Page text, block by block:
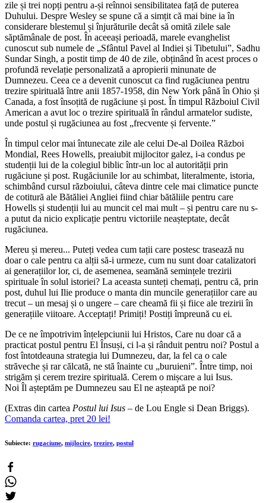
zile și trei nopți pentru a-și reînnoi sensibilitatea față de puterea
Duhului. Despre Wesley se spune că a simțit că mai bine ia în
considerare blestemul și înjurăturile decât să omită zilele sale
săptămânale de post. În aceeași perioadă, marele evanghelist
cunoscut sub numele de „Sfântul Pavel al Indiei și Tibetului”, Sadhu
Sundar Singh, a postit timp de 40 de zile, obținând în acest proces o
profundă revelație personalizată a apropierii minunate de
Dumnezeu. Ceea ce a devenit cunoscut ca find rugăciunea pentru
trezire spirituală între anii 1857-1958, din New York până în Ohio și
Canada, a fost însoțită de rugăciune și post. În timpul Războiul Civil
American a avut loc o trezire spirituală în rândul armatelor sudiste,
unde postul și rugăciunea au fost „frecvente și fervente.”
În timpul celor mai întunecate zile ale celui De-al Doilea Război
Mondial, Rees Howells, preaiubit mijlocitor galez, i-a condus pe
studenții lui de la colegiul biblic într-un loc al autorității prin
rugăciune și post. Rugăciunile lor au schimbat, literalmente, istoria,
schimbând cursul războiului, câteva dintre cele mai climatice puncte
de cotitură ale Bătăliei Angliei fiind chiar bătăliile pentru care
Howells și studenții lui au muncit cel mai mult – și pentru care nu s-
a putut da nicio explicație pentru victoriile neașteptate, decât
rugăciunea.
Mereu și mereu... Puteți vedea cum tații care postesc trasează nu
doar o cale pentru ca alții să-i urmeze, cum nu sunt doar catalizatori
ai generațiilor lor, ci, de asemenea, seamănă semințele trezirii
spirituale în solul istoriei? La aceasta sunteți chemați, pentru că, prin
post, duhul lui Ilie produce o manta din muncile generațiilor care au
trecut – un mesaj și o ungere – care cheamă fii și fiice ale trezirii în
generațiile viitoare. Acceptați! Primiți! Postiți împreună cu ei.
De ce ne împotrivim înțelepciunii lui Hristos, Care nu doar că a
practicat postul pentru El Însuși, ci l-a și rânduit pentru noi? Postul a
fost întotdeauna strategia lui Dumnezeu, dar, la fel ca o cale
străveche și rar călcată, ne stă înainte cu „buruieni”. Între timp, noi
strigăm și cerem trezire spirituală. Cerem o mișcare a lui Isus.
Noi Îl așteptăm pe Dumnezeu sau El ne așteaptă pe noi?
(Extras din cartea Postul lui Isus – de Lou Engle si Dean Briggs).
Comanda cartea, pret 20 lei!
Subiecte: rugaciune, mijlocire, trezire, postul